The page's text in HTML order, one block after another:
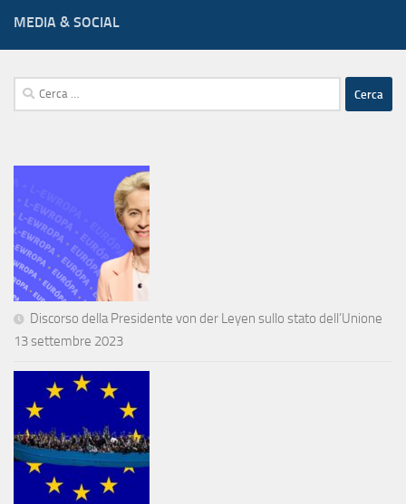
MEDIA & SOCIAL
Ricerca
per:
Discorso della Presidente von der Leyen sullo stato dell’Unione
13 settembre 2023